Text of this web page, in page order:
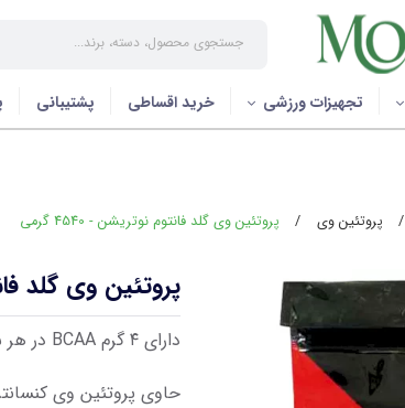
تجهیزات ورزشی خرید اقساطی پشتیبانی
/ پروتئین وی / پروتئین وی گلد فانتوم نوتریشن - 4540 گرمی
پروتئین وی گلد
دارای ۴ گرم BCAA در هر سروینگ
حاوی پروتئین وی